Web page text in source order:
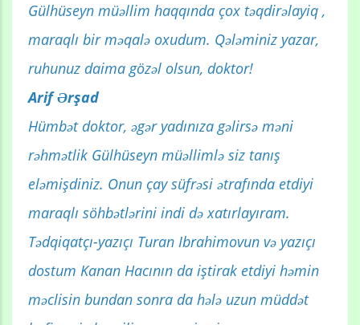
Gülhüseyn müəllim haqqında çox təqdirəlayiq ,
maraqlı bir məqalə oxudum. Qələminiz yazar,
ruhunuz daima gözəl olsun, doktor!
Arif Ərşad
Hümbət doktor, əgər yadınıza gəlirsə məni
rəhmətlik Gülhüseyn müəllimlə siz tanış
eləmişdiniz. Onun çay süfrəsi ətrafında etdiyi
maraqlı söhbətlərini indi də xatırlayıram.
Tədqiqatçı-yazıçı Turan Ibrahimovun və yazıçı
dostum Kanan Hacının da iştirak etdiyi həmin
məclisin bundan sonra da hələ uzun müddət